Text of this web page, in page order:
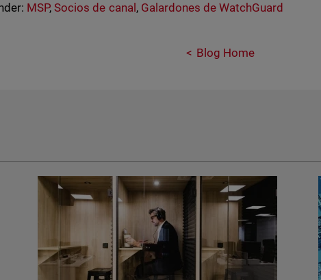
MSP,Socios de canal , Galardones de WatchGuard
Blog Home